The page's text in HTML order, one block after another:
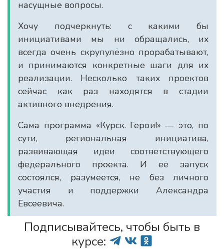
насущные вопросы.
Хочу подчеркнуть: с какими бы
инициативами мы ни обращались, их
всегда очень скрупулёзно прорабатывают,
и принимаются конкретные шаги для их
реализации. Несколько таких проектов
сейчас как раз находятся в стадии
активного внедрения.
Сама программа «Курск. Герои!» — это, по
сути, региональная инициатива,
развивающая идеи соответствующего
федерального проекта. И её запуск
состоялся, разумеется, не без личного
участия и поддержки Александра
Евсеевича.
Подписывайтесь, чтобы быть в
курсе: